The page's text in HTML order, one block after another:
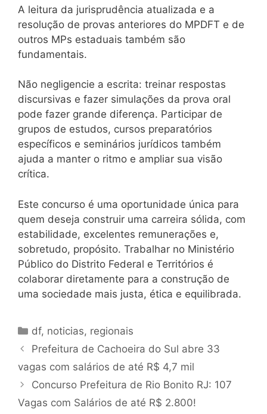
A leitura da jurisprudência atualizada e a
resolução de provas anteriores do MPDFT e de
outros MPs estaduais também são
fundamentais.
Não negligencie a escrita: treinar respostas
discursivas e fazer simulações da prova oral
pode fazer grande diferença. Participar de
grupos de estudos, cursos preparatórios
específicos e seminários jurídicos também
ajuda a manter o ritmo e ampliar sua visão
crítica.
Este concurso é uma oportunidade única para
quem deseja construir uma carreira sólida, com
estabilidade, excelentes remunerações e,
sobretudo, propósito. Trabalhar no Ministério
Público do Distrito Federal e Territórios é
colaborar diretamente para a construção de
uma sociedade mais justa, ética e equilibrada.
Categorias
df, noticias, regionais
Prefeitura de Cachoeira do Sul abre 33
vagas com salários de até R$ 4,7 mil
Concurso Prefeitura de Rio Bonito RJ: 107
Vagas com Salários de até R$ 2.800!